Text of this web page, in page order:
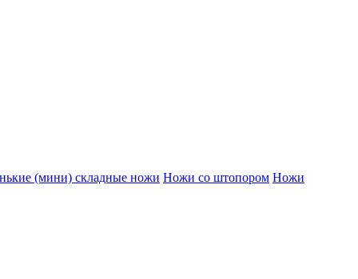
(мини) складные ножи Ножи со штопором Ножи